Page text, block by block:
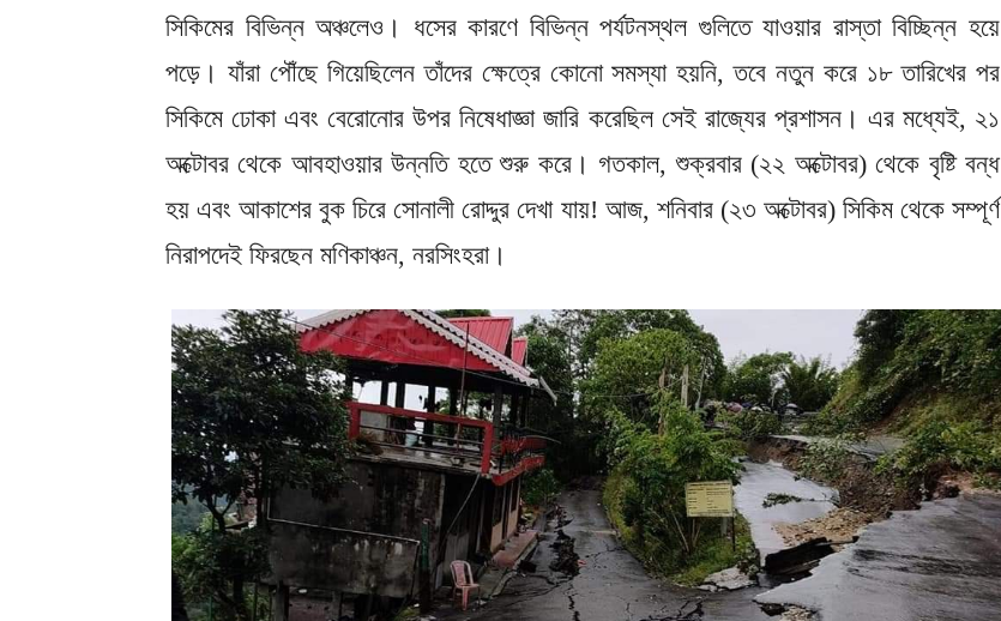
সিকিমের বিভিন্ন অঞ্চলেও। ধসের কারণে বিভিন্ন পর্যটনস্থল গুলিতে যাওয়ার রাস্তা বিচ্ছিন্ন হয়ে
পড়ে। যাঁরা পৌঁছে গিয়েছিলেন তাঁদের ক্ষেত্রে কোনো সমস্যা হয়নি, তবে নতুন করে ১৮ তারিখের পর
সিকিমে ঢোকা এবং বেরোনোর উপর নিষেধাজ্ঞা জারি করেছিল সেই রাজ্যের প্রশাসন। এর মধ্যেই, ২১
অক্টোবর থেকে আবহাওয়ার উন্নতি হতে শুরু করে। গতকাল, শুক্রবার (২২ অক্টোবর) থেকে বৃষ্টি বন্ধ
হয় এবং আকাশের বুক চিরে সোনালী রোদ্দুর দেখা যায়! আজ, শনিবার (২৩ অক্টোবর) সিকিম থেকে সম্পূর্ণ
নিরাপদেই ফিরছেন মণিকাঞ্চন, নরসিংহরা।